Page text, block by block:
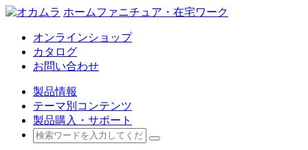
ホームファニチュア・在宅ワーク
オンラインショップ
カタログ
お問い合わせ
製品情報
テーマ別コンテンツ
製品購入・サポート